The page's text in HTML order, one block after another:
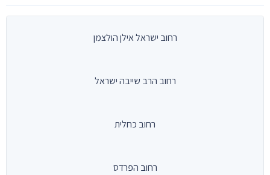
רחוב ישראל אילן הולצמן
רחוב הרב שייבה ישראל
רחוב כחלית
רחוב הפרדס